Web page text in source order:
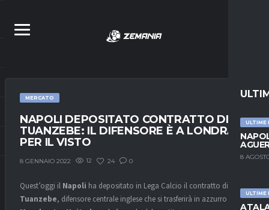
ULTIME
8
ULTIME
MERCATO
NAPOLI DEPOSITATO CONTRATTO DI
TUANZEBE: IL DIFENSORE È A LONDRA
PER IL VISTO
8 GENNAIO 2022 12 24 0
Quest’oggi il Napoli ha depositato in Lega Calcio il contratto di
Axel
Tuanzebe, difensore centrale inglese che si trasferirà in azzurro dal